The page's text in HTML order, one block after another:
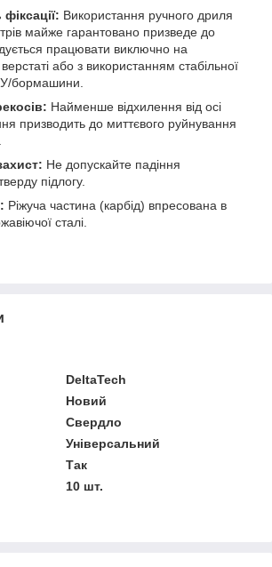
Використання ручного дриля
майже гарантовано призведе до
працювати виключно на
або з використанням стабільної
бормашини.
Найменше відхилення від осі
призводить до миттєвого руйнування
Не допускайте падіння
підлогу.
Ріжуча частина (карбід) впресована в
сталі.
DeltaTech
Новий
Свердло
Універсальний
Так
10 шт.